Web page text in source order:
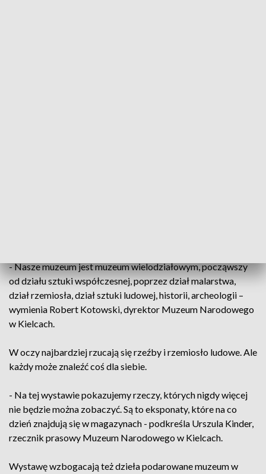
- Nasze muzeum jest muzeum wielodziałowym, począwszy
od działu sztuki współczesnej, poprzez dział malarstwa,
dział rzemiosła, dział sztuki ludowej, historii, archeologii –
wymienia Robert Kotowski, dyrektor Muzeum Narodowego
w Kielcach.
W oczy najbardziej rzucają się rzeźby i rzemiosło ludowe. Ale
każdy może znaleźć coś dla siebie.
- Na tej wystawie pokazujemy rzeczy, których nigdy więcej
nie będzie można zobaczyć. Są to eksponaty, które na co
dzień znajdują się w magazynach - podkreśla Urszula Kinder,
rzecznik prasowy Muzeum Narodowego w Kielcach.
Wystawę wzbogacają też dzieła podarowane muzeum w